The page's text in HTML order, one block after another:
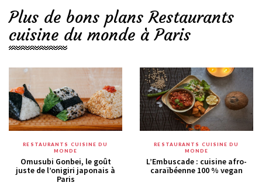
Plus de bons plans Restaurants
cuisine du monde à Paris
RESTAURANTS CUISINE DU
MONDE
Omusubi Gonbei, le goût
juste de l’onigiri japonais à
Paris
RESTAURANTS CUISINE DU
MONDE
L’Embuscade : cuisine afro-
caraïbéenne 100 % vegan